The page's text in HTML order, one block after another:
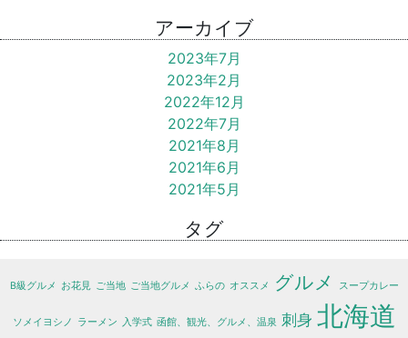
アーカイブ
2023年7月
2023年2月
2022年12月
2022年7月
2021年8月
2021年6月
2021年5月
タグ
B級グルメ お花見 ご当地 ご当地グルメ ふらの オススメ グルメ スープカレー
ソメイヨシノ ラーメン 入学式 函館、観光、グルメ、温泉 刺身 北海道